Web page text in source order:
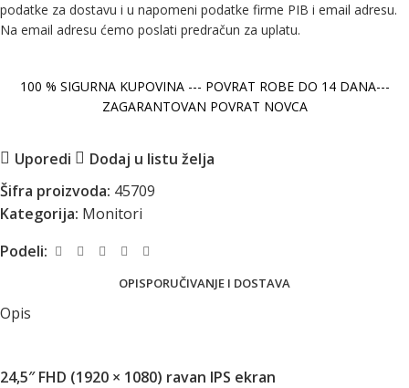
podatke za dostavu i u napomeni podatke firme PIB i email adresu.
Na email adresu ćemo poslati predračun za uplatu.
100 % SIGURNA KUPOVINA --- POVRAT ROBE DO 14 DANA---
ZAGARANTOVAN POVRAT NOVCA
Uporedi
Dodaj u listu želja
Šifra proizvoda: 45709
Kategorija: Monitori
Podeli:
OPISPORUČIVANJE I DOSTAVA
Opis
24,5″ FHD (1920 × 1080) ravan IPS ekran